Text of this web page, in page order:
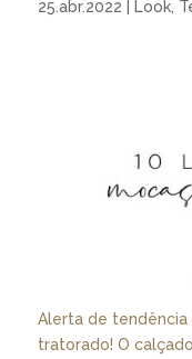
25.abr.2022 Look,
Alerta de tendência
tratorado! O